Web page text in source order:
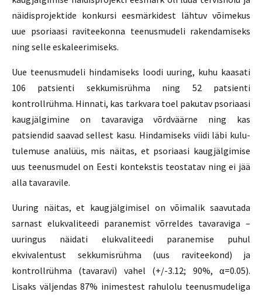
näidisprojektide konkursi eesmärkidest lähtuv võimekus
uue psoriaasi raviteekonna teenusmudeli rakendamiseks
ning selle eskaleerimiseks.
Uue teenusmudeli hindamiseks loodi uuring, kuhu kaasati
106 patsienti sekkumisrühma ning 52 patsienti
kontrollrühma. Hinnati, kas tarkvara toel pakutav psoriaasi
kaugjälgimine on tavaraviga võrdväärne ning kas
patsiendid saavad sellest kasu. Hindamiseks viidi läbi kulu-
tulemuse analüüs, mis näitas, et psoriaasi kaugjälgimise
uus teenusmudel on Eesti kontekstis teostatav ning ei jää
alla tavaravile.
Uuring näitas, et kaugjälgimisel on võimalik saavutada
sarnast elukvaliteedi paranemist võrreldes tavaraviga –
uuringus näidati elukvaliteedi paranemise puhul
ekvivalentust sekkumisrühma (uus raviteekond) ja
kontrollrühma (tavaravi) vahel (+/-3.12; 90%, α=0.05).
Lisaks väljendas 87% inimestest rahulolu teenusmudeliga